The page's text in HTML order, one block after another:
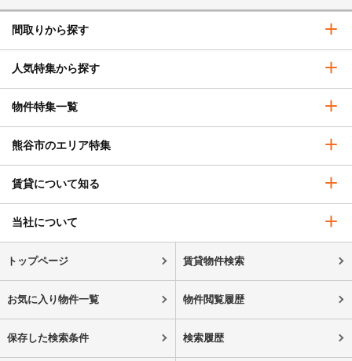
間取りから探す
人気特集から探す
物件特集一覧
熊谷市のエリア特集
賃貸について知る
当社について
トップページ 賃貸物件検索
お気に入り物件一覧 物件閲覧履歴
保存した検索条件 検索履歴